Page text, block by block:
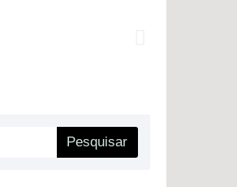
Pesquisar